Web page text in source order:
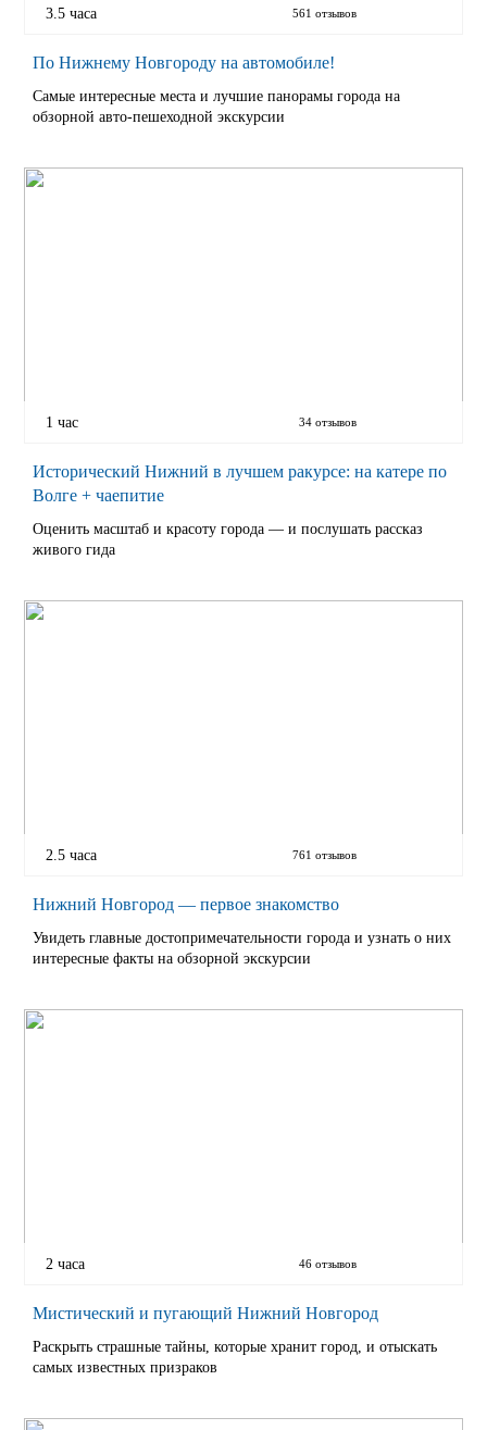
3.5 часа 561 отзывов
По Нижнему Новгороду на автомобиле!
Самые интересные места и лучшие панорамы города на
обзорной авто-пешеходной экскурсии
1 час 34 отзывов
Исторический Нижний в лучшем ракурсе: на катере по
Волге + чаепитие
Оценить масштаб и красоту города — и послушать рассказ
живого гида
2.5 часа 761 отзывов
Нижний Новгород — первое знакомство
Увидеть главные достопримечательности города и узнать о них
интересные факты на обзорной экскурсии
2 часа 46 отзывов
Мистический и пугающий Нижний Новгород
Раскрыть страшные тайны, которые хранит город, и отыскать
самых известных призраков